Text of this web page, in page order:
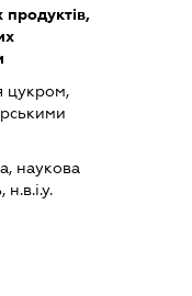
продуктів,
цукром,
наукова
н.в.і.у.